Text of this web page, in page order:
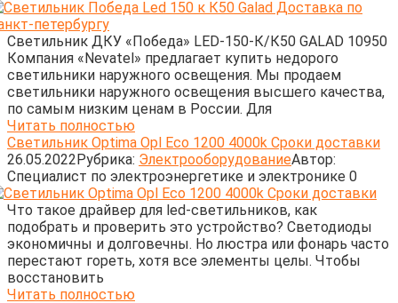
Светильник ДКУ «Победа» LED-150-К/К50 GALAD 10950
Компания «Nevatel» предлагает купить недорого
светильники наружного освещения. Мы продаем
светильники наружного освещения высшего качества,
по самым низким ценам в России. Для
Читать полностью
Светильник Optima Opl Eco 1200 4000k Сроки доставки
26.05.2022Рубрика: ЭлектрооборудованиеАвтор:
Cпециалист по электроэнергетике и электронике 0
Что такое драйвер для led-светильников, как
подобрать и проверить это устройство? Светодиоды
экономичны и долговечны. Но люстра или фонарь часто
перестают гореть, хотя все элементы целы. Чтобы
восстановить
Читать полностью